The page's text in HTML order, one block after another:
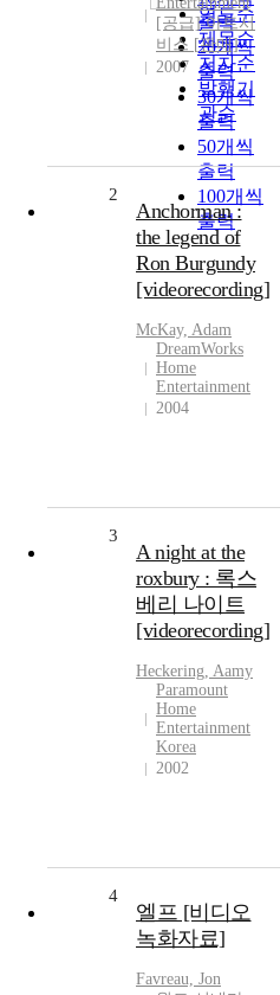
연도순
제목순
저자순
발행기
관순
출력
20개씩
출력
30개씩
출력
50개씩
출력
100개씩
출력
[공급] 아트서
비스 [판매]
2007
2
Anchorman :
the legend of
Ron Burgundy
[videorecording]
McKay, Adam
DreamWorks
Home
Entertainment
2004
3
A night at the
roxbury : 록스
베리 나이트
[videorecording]
Heckering, Aamy
Paramount
Home
Entertainment
Korea
2002
4
엘프 [비디오
녹화자료]
Favreau, Jon